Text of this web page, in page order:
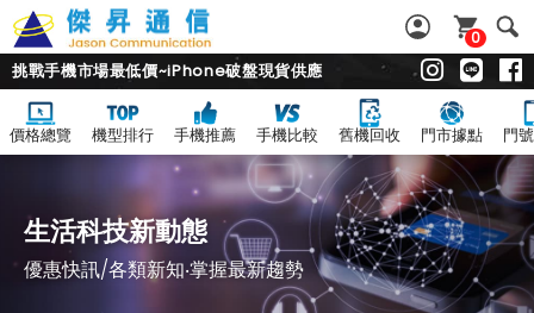
0
挑戰手機市場最低價~iPhone破盤現貨供應
價格總覽 機型排行 手機推薦 手機比較 舊機回收 門市據點 門
生活科技新動態
優惠快訊/各類新知‧掌握最新趨勢